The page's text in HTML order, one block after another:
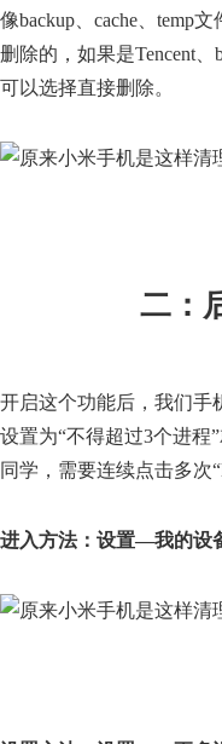
像backup、cache、temp
删除的，如果是Tencent
可以选择直接删除。
二：
开启这个功能后，我们手
设置为“不得超过3个进程
同学，需要连续点击多次
进入方法：设置—我的